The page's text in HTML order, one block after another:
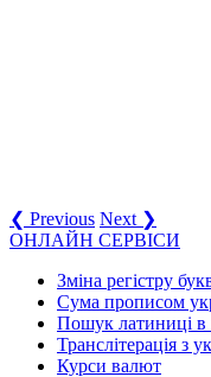
❮ Previous Next ❯
ОНЛАЙН СЕРВІСИ
Зміна регістру
Сума прописом
Пошук латиниці в
Транслітерація з
Курси валют